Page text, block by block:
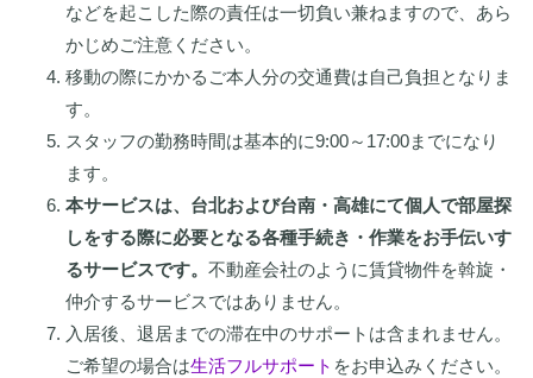
などを起こした際の責任は一切負い兼ねますので、あら
かじめご注意ください。
移動の際にかかるご本人分の交通費は自己負担となりま
す。
スタッフの勤務時間は基本的に9:00～17:00までになり
ます。
本サービスは、台北および台南・高雄にて個人で部屋探
しをする際に必要となる各種手続き・作業をお手伝いす
るサービスです。 不動産会社のように賃貸物件を斡旋・
仲介するサービスではありません。
入居後、退居までの滞在中のサポートは含まれません。
ご希望の場合は生活フルサポート をお申込みください。